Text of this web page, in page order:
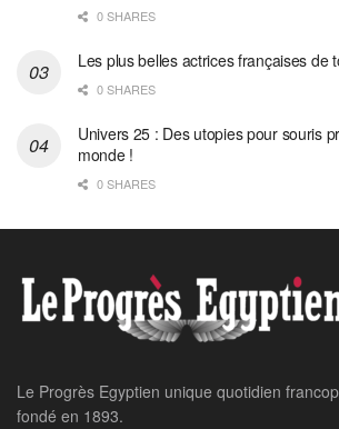
0 SHARES
Les plus belles actrices françaises de
0 SHARES
Univers 25 : Des utopies pour souris
monde !
0 SHARES
Le Progrès Egyptien unique quotidien
fondé en 1893.